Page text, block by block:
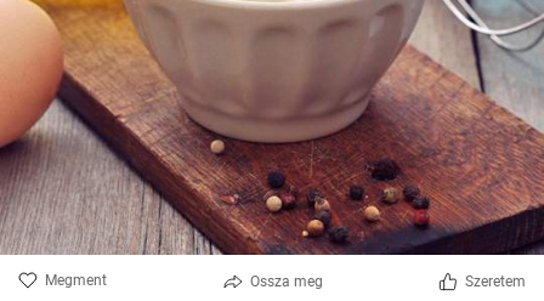
Megment Ossza meg Szeretem